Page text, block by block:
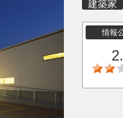
建築家
情報